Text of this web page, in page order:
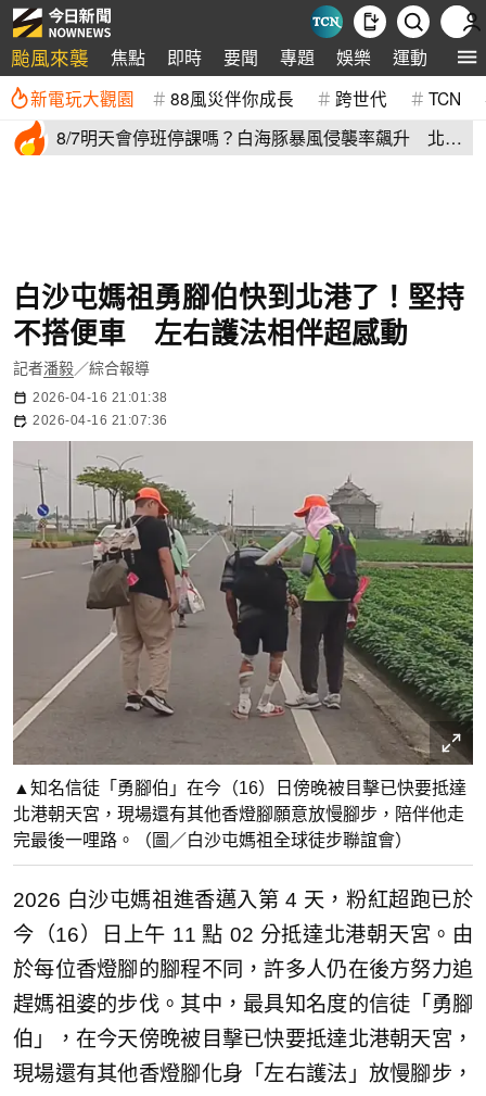
颱風來襲 焦點 即時 要聞 專題 娛樂 運動 全球
新電玩大觀園 88風災伴你成長 跨世代 TCN
8/7明天會停班停課嗎？白海豚暴風侵襲率飆升 北北
白沙屯媽祖勇腳伯快到北港了！堅持
不搭便車 左右護法相伴超感動
記者潘毅／綜合報導
2026-04-16 21:01:38
2026-04-16 21:07:36
▲知名信徒「勇腳伯」在今（16）日傍晚被目擊已快要抵達
北港朝天宮，現場還有其他香燈腳願意放慢腳步，陪伴他走
完最後一哩路。（圖／白沙屯媽祖全球徒步聯誼會）
2026 白沙屯媽祖進香邁入第 4 天，粉紅超跑已於
今（16）日上午 11 點 02 分抵達北港朝天宮。由
於每位香燈腳的腳程不同，許多人仍在後方努力追
趕媽祖婆的步伐。其中，最具知名度的信徒「勇腳
伯」，在今天傍晚被目擊已快要抵達北港朝天宮，
現場還有其他香燈腳化身「左右護法」放慢腳步，